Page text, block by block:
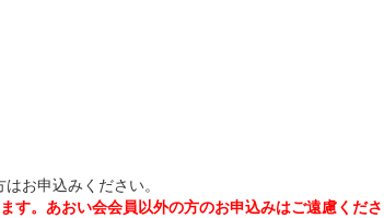
お申込みください。
す。あおい会会員以外の方のお申込みはご遠慮くださ